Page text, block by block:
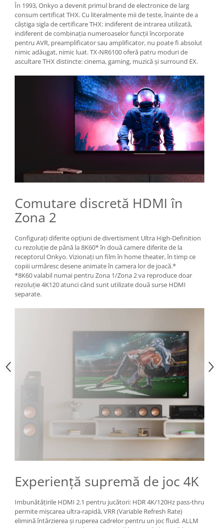
În 1993, Onkyo a devenit primul brand de electronice de larg
consum certificat THX. Cu literalmente mii de teste, înainte de a
câștiga sigla de certificare THX: indiferent de intrarea utilizată,
indiferent de combinația numeroaselor funcții încorporate
pentru AVR, preamplificator sau amplificator, nu poate fi absolut
nimic adăugat, nimic luat. TX-NR6100 oferă patru moduri de
ascultare THX distincte: cinema, gaming, muzică și surround EX.
Comutare discretă HDMI în
Zona 2
Configurați diferite opțiuni de divertisment Ultra High-Definition
cu rezoluție de până la 8K60* în două camere diferite de la
receptorul Onkyo. Vizionați un film în home theater, în timp ce
copiii urmăresc desene animate în camera lor de joacă.*
*8K60 valabil numai pentru Zona 1/Zona 2 va reproduce doar
rezoluție 4K120 atunci când sunt utilizate două surse HDMI
separate.
Experiență supremă de joc 4K
Imbunătățirile HDMI 2.1 pentru jucători: HDR 4K/120Hz pass-thru
permite mișcarea ultra-rapidă, VRR (Variable Refresh Rate)
elimină întârzierea și ruperea cadrelor pentru un joc fluid. ALLM